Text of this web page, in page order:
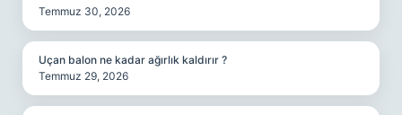
Temmuz 30, 2026
Uçan balon ne kadar ağırlık kaldırır ?
Temmuz 29, 2026